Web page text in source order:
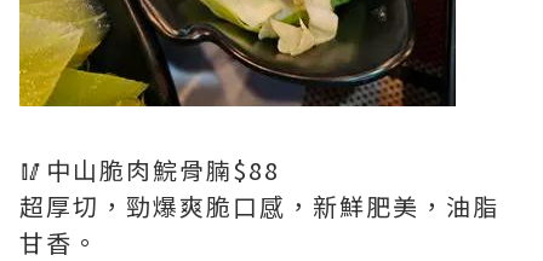
🥢中山脆肉鯇骨腩$88
超厚切，勁爆爽脆口感，新鮮肥美，油脂
甘香。